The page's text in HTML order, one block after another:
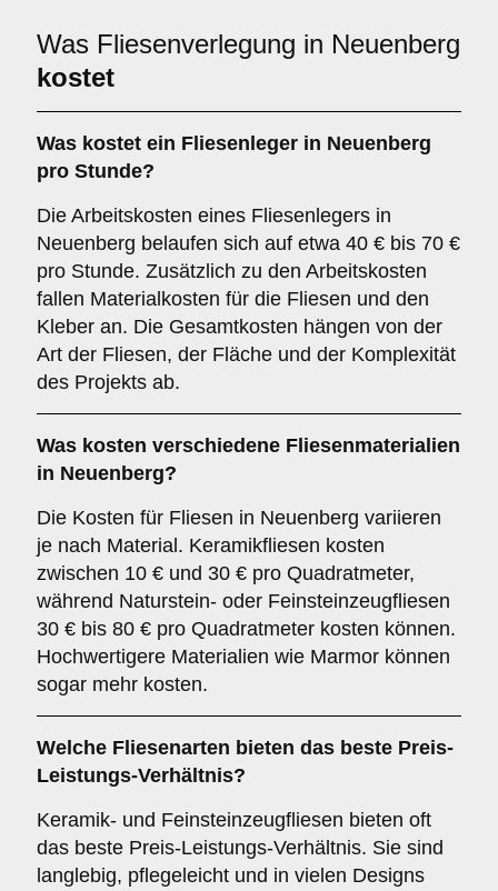
Was Fliesenverlegung in Neuenberg
kostet
Was kostet ein Fliesenleger in Neuenberg
pro Stunde?
Die Arbeitskosten eines Fliesenlegers in
Neuenberg belaufen sich auf etwa 40 € bis 70 €
pro Stunde. Zusätzlich zu den Arbeitskosten
fallen Materialkosten für die Fliesen und den
Kleber an. Die Gesamtkosten hängen von der
Art der Fliesen, der Fläche und der Komplexität
des Projekts ab.
Was kosten verschiedene Fliesenmaterialien
in Neuenberg?
Die Kosten für Fliesen in Neuenberg variieren
je nach Material. Keramikfliesen kosten
zwischen 10 € und 30 € pro Quadratmeter,
während Naturstein- oder Feinsteinzeugfliesen
30 € bis 80 € pro Quadratmeter kosten können.
Hochwertigere Materialien wie Marmor können
sogar mehr kosten.
Welche Fliesenarten bieten das beste Preis-
Leistungs-Verhältnis?
Keramik- und Feinsteinzeugfliesen bieten oft
das beste Preis-Leistungs-Verhältnis. Sie sind
langlebig, pflegeleicht und in vielen Designs